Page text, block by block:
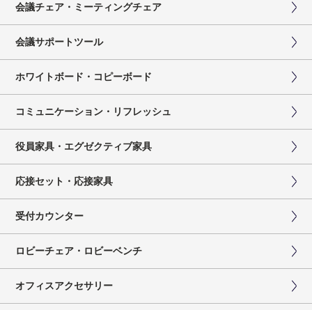
会議チェア・ミーティングチェア
会議サポートツール
ホワイトボード・コピーボード
コミュニケーション・リフレッシュ
役員家具・エグゼクティブ家具
応接セット・応接家具
受付カウンター
ロビーチェア・ロビーベンチ
オフィスアクセサリー